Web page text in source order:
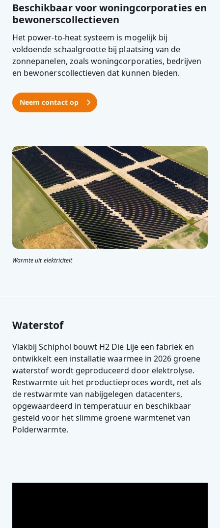
Beschikbaar voor woningcorporaties en
bewonerscollectieven
Het power-to-heat systeem is mogelijk bij
voldoende schaalgrootte bij plaatsing van de
zonnepanelen, zoals woningcorporaties, bedrijven
en bewonerscollectieven dat kunnen bieden.
Neem contact op
Warmte uit elektriciteit
Waterstof
Vlakbij Schiphol bouwt H2 Die Lije een fabriek en
ontwikkelt een installatie waarmee in 2026 groene
waterstof wordt geproduceerd door elektrolyse.
Restwarmte uit het productieproces wordt, net als
de restwarmte van nabijgelegen datacenters,
opgewaardeerd in temperatuur en beschikbaar
gesteld voor het slimme groene warmtenet van
Polderwarmte.